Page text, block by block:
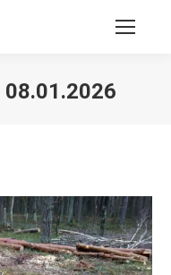
08.01.2026